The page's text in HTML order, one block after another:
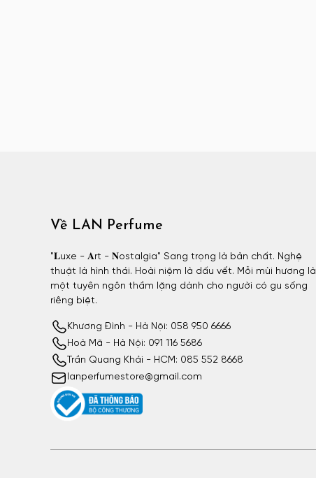
Về LAN Perfume
"𝐋uxe - 𝐀rt - 𝐍ostalgia" Sang trọng là bản chất. Nghệ
thuật là hình thái. Hoài niệm là dấu vết. Mỗi mùi hương là
một tuyên ngôn thầm lặng dành cho người có gu sống
riêng biệt.
Khương Đình - Hà Nội: 058 950 6666
Hoà Mã - Hà Nội: 091 116 5686
Trần Quang Khải - HCM: 085 552 8668
lanperfumestore@gmail.com